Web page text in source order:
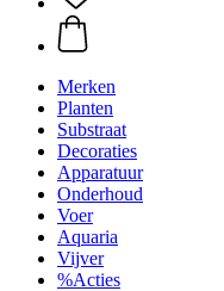
Merken
Planten
Substraat
Decoraties
Apparatuur
Onderhoud
Voer
Aquaria
Vijver
%Acties